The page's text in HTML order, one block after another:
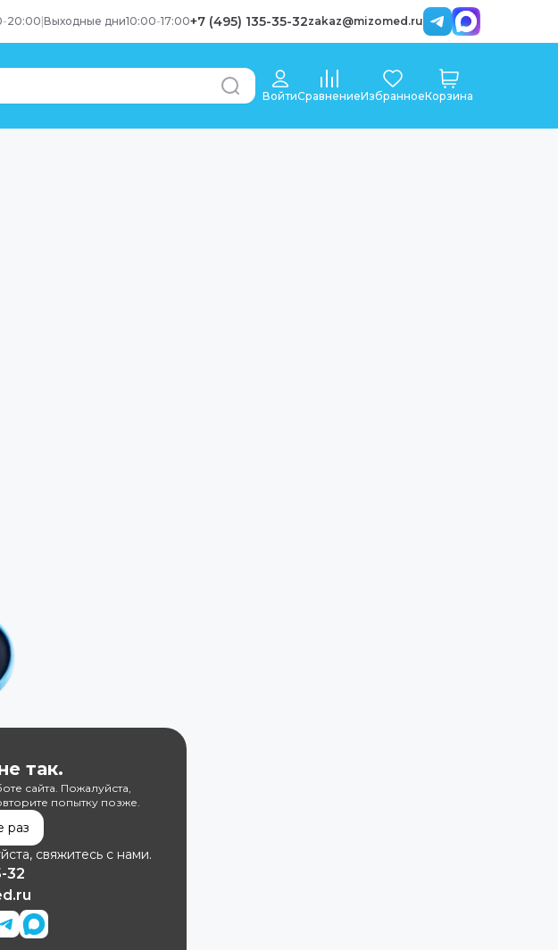
-20:00 Выходные дни10:00-17:00+7 (495) 135-35-32zakaz@mizomed.ru
ВойтиСравнениеИзбранноеКорзина
так.
сайта. Пожалуйста,
попытку позже.
раз
свяжитесь с нами.
32